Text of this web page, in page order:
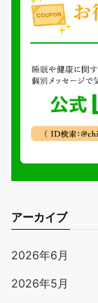
アーカイブ
2026年6月
2026年5月